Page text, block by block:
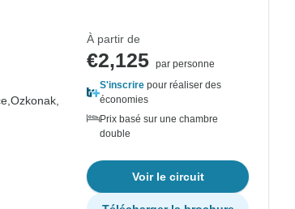
Ozkonak,
À partir de
€2,125 par personne
S'inscrire pour réaliser des
économies
Prix basé sur une chambre
double
Voir le circuit